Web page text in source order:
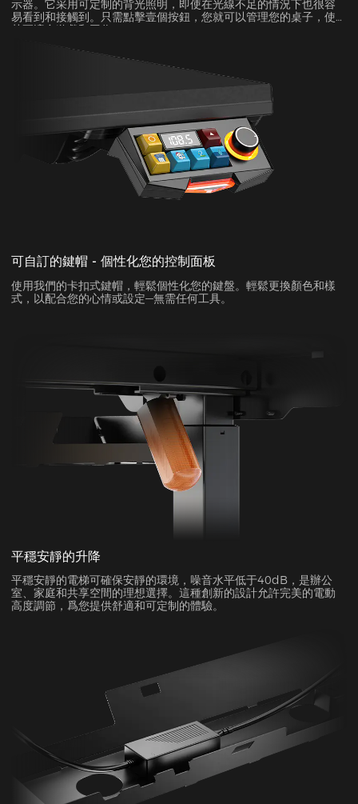
示器。它采用可定制的背光照明，即使在光線不足的情況下也很容
易看到和接觸到。只需點擊壹個按鈕，您就可以管理您的桌子，使
其更適合遊戲和工作。
可自訂的鍵帽 - 個性化您的控制面板
使用我們的卡扣式鍵帽，輕鬆個性化您的鍵盤。輕鬆更換顏色和樣
式，以配合您的心情或設定—無需任何工具。
平穩安靜的升降
平穩安靜的電梯可確保安靜的環境，噪音水平低于40dB，是辦公
室、家庭和共享空間的理想選擇。這種創新的設計允許完美的電動
高度調節，爲您提供舒適和可定制的體驗。